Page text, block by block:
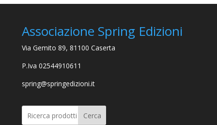
Associazione Spring Edizioni
Via Gemito 89, 81100 Caserta
P.Iva 02544910611
spring@springedizioni.it
Cerca